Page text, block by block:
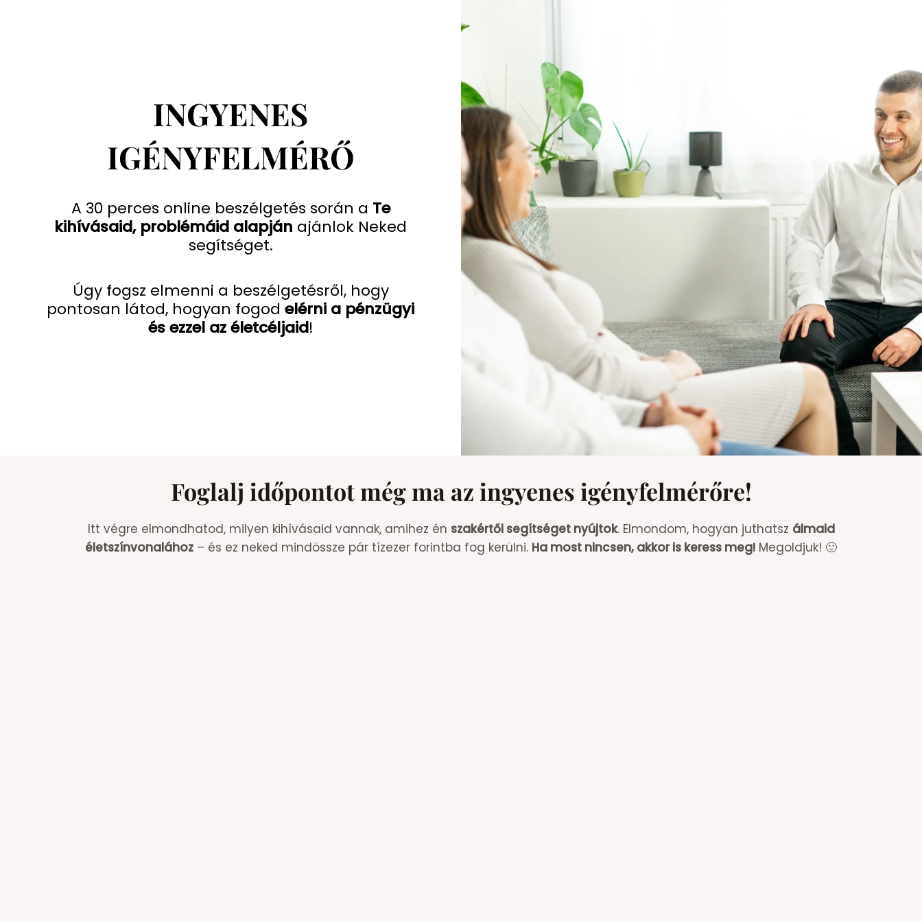
INGYENES
IGÉNYFELMÉRŐ
A 30 perces online beszélgetés során a Te
kihívásaid, problémáid alapján ajánlok Neked
segítséget.
Úgy fogsz elmenni a beszélgetésről, hogy
pontosan látod, hogyan fogod elérni a pénzügyi
és ezzel az életcéljaid!
Foglalj időpontot még ma az ingyenes igényfelmérőre!
Itt végre elmondhatod, milyen kihívásaid vannak, amihez én szakértői segítséget nyújtok. Elmondom, hogyan juthatsz álmaid
életszínvonalához – és ez neked mindössze pár tízezer forintba fog kerülni. Ha most nincsen, akkor is keress meg! Megoldjuk! 🙂